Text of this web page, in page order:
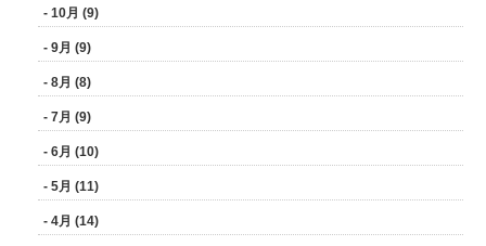
- 10月 (9)
- 9月 (9)
- 8月 (8)
- 7月 (9)
- 6月 (10)
- 5月 (11)
- 4月 (14)